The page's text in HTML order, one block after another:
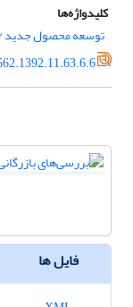
کلیدواژه‌ها
توسعه محصول جدید /
فایل ها